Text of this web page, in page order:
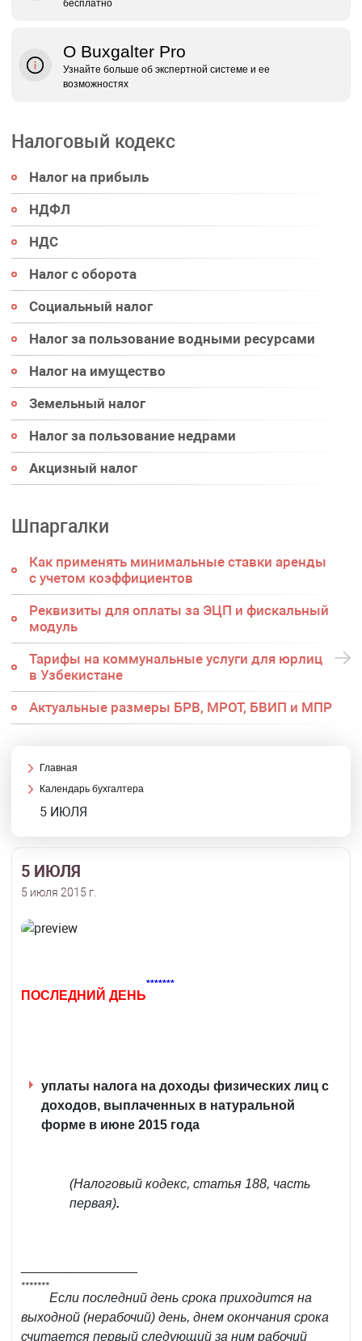
бесплатно
О Buxgalter Pro
Узнайте больше об экспертной системе и ее
возможностях
Налоговый кодекс
Налог на прибыль
НДФЛ
НДС
Налог с оборота
Социальный налог
Налог за пользование водными ресурсами
Налог на имущество
Земельный налог
Налог за пользование недрами
Акцизный налог
Шпаргалки
Как применять минимальные ставки аренды
с учетом коэффициентов
Реквизиты для оплаты за ЭЦП и фискальный
модуль
Тарифы на коммунальные услуги для юрлиц
в Узбекистане
Актуальные размеры БРВ, МРОТ, БВИП и МПР
Главная
Календарь бухгалтера
5 ИЮЛЯ
5 ИЮЛЯ
5 июля 2015 г.
ПОСЛЕДНИЙ ДЕНЬ
*******
уплаты налога на доходы физических лиц с
доходов, выплаченных в натуральной
форме в июне 2015 года
(Налоговый кодекс, статья 188, часть
первая).
*******
Если последний день срока приходится на
выходной (нерабочий) день, днем окончания срока
считается первый следующий за ним рабочий